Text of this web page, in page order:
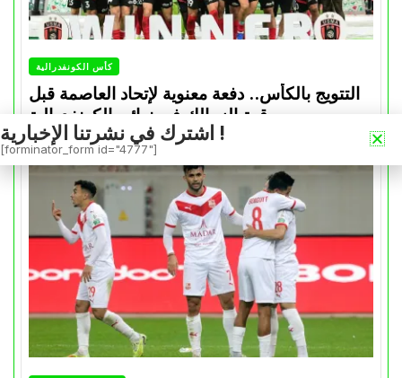
كأس الكونفدرالية
التتويج بالكأس.. دفعة معنوية لإتحاد العاصمة قبل
موقعة الزمالك في نهائي الكونفدرالية
Avril 30, 2026 اشترك في نشرتنا الإخبارية !
[forminator_form id="4777"]